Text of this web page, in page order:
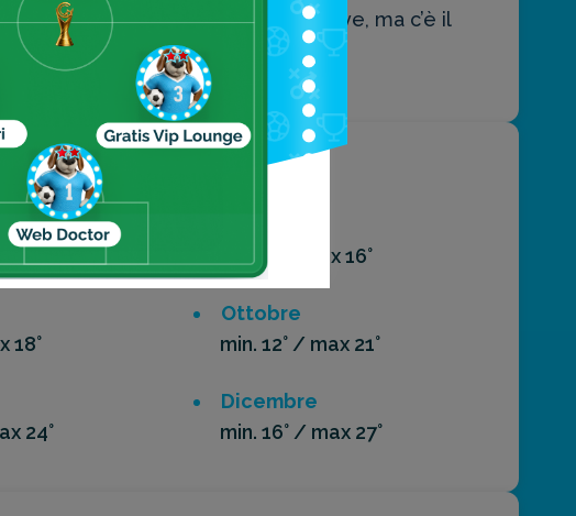
assolutamente proibitive, ma c’è il
min. 8° / max 16°
18°
Ottobre
min. 12° / max 21°
24°
Dicembre
min. 16° / max 27°